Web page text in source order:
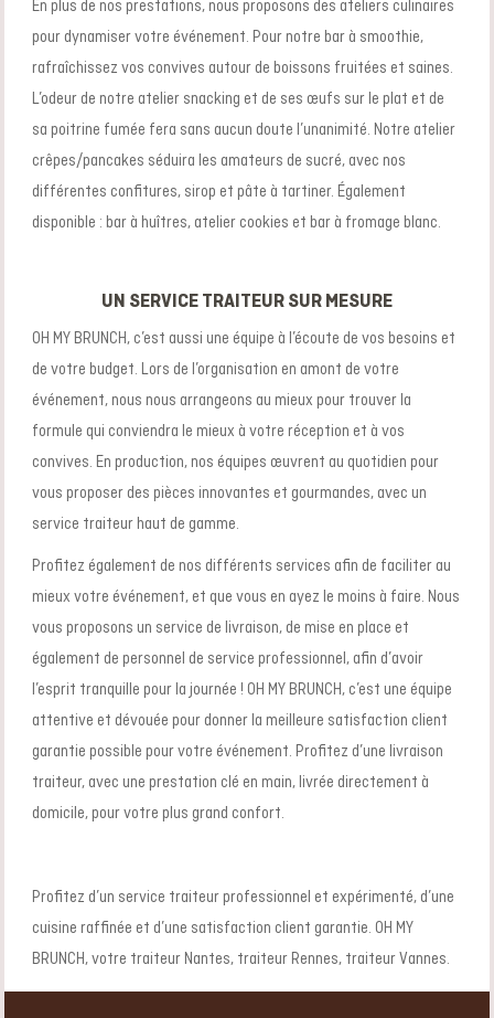
En plus de nos prestations, nous proposons des ateliers culinaires
pour dynamiser votre événement. Pour notre bar à smoothie,
rafraîchissez vos convives autour de boissons fruitées et saines.
L’odeur de notre atelier snacking et de ses œufs sur le plat et de
sa poitrine fumée fera sans aucun doute l’unanimité. Notre atelier
crêpes/pancakes séduira les amateurs de sucré, avec nos
différentes confitures, sirop et pâte à tartiner. Également
disponible : bar à huîtres, atelier cookies et bar à fromage blanc.
UN SERVICE TRAITEUR SUR MESURE
OH MY BRUNCH, c’est aussi une équipe à l’écoute de vos besoins et
de votre budget. Lors de l’organisation en amont de votre
événement, nous nous arrangeons au mieux pour trouver la
formule qui conviendra le mieux à votre réception et à vos
convives. En production, nos équipes œuvrent au quotidien pour
vous proposer des pièces innovantes et gourmandes, avec un
service traiteur haut de gamme.
Profitez également de nos différents services afin de faciliter au
mieux votre événement, et que vous en ayez le moins à faire. Nous
vous proposons un service de livraison, de mise en place et
également de personnel de service professionnel, afin d’avoir
l’esprit tranquille pour la journée ! OH MY BRUNCH, c’est une équipe
attentive et dévouée pour donner la meilleure satisfaction client
garantie possible pour votre événement. Profitez d’une livraison
traiteur, avec une prestation clé en main, livrée directement à
domicile, pour votre plus grand confort.
Profitez d’un service traiteur professionnel et expérimenté, d’une
cuisine raffinée et d’une satisfaction client garantie. OH MY
BRUNCH, votre traiteur Nantes, traiteur Rennes, traiteur Vannes.